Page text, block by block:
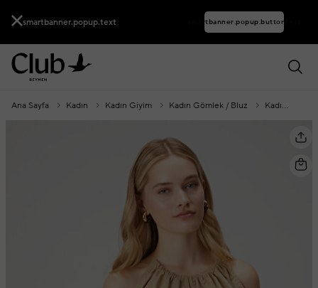
smartbanner.popup.text smartbanner.popup.buttontext
Ana Sayfa Kadın Kadın Giyim Kadın Gömlek / Bluz Kadın Bluz